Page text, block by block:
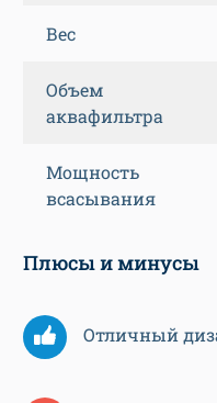
Вес
Объем
аквафильтра
Мощность
всасывания
Плюсы и минусы
Отличный